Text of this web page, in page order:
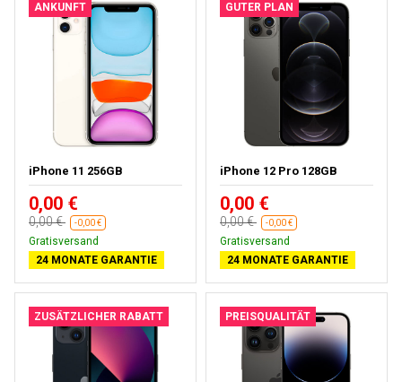
ANKUNFT
iPhone 11 256GB
0,00 €
0,00 € -0,00 €
Gratisversand
24 MONATE GARANTIE
GUTER PLAN
iPhone 12 Pro 128GB
0,00 €
0,00 € -0,00 €
Gratisversand
24 MONATE GARANTIE
ZUSÄTZLICHER RABATT PREISQUALITÄT